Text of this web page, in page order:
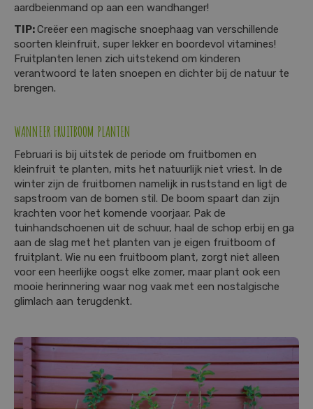
aardbeienmand op aan een wandhanger!
TIP:Creëer een magische snoephaag van verschillende
soorten kleinfruit, super lekker en boordevol vitamines!
Fruitplanten lenen zich uitstekend om kinderen
verantwoord te laten snoepen en dichter bij de natuur te
brengen.
WANNEER FRUITBOOM PLANTEN
Februari is bij uitstek de periode om fruitbomen en
kleinfruit te planten, mits het natuurlijk niet vriest. In de
winter zijn de fruitbomen namelijk in ruststand en ligt de
sapstroom van de bomen stil. De boom spaart dan zijn
krachten voor het komende voorjaar. Pak de
tuinhandschoenen uit de schuur, haal de schop erbij en ga
aan de slag met het planten van je eigen fruitboom of
fruitplant. Wie nu een fruitboom plant, zorgt niet alleen
voor een heerlijke oogst elke zomer, maar plant ook een
mooie herinnering waar nog vaak met een nostalgische
glimlach aan terugdenkt.